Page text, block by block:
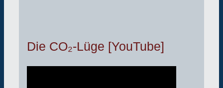
Die CO₂-Lüge [YouTube]